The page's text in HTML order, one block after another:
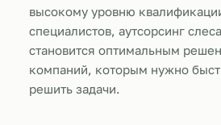
высокому уровню
специалистов, аутсорсинг
становится оптимальным
компаний, которым нужно
решить задачи.